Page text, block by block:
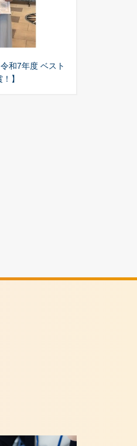
和7年度 ベスト
】